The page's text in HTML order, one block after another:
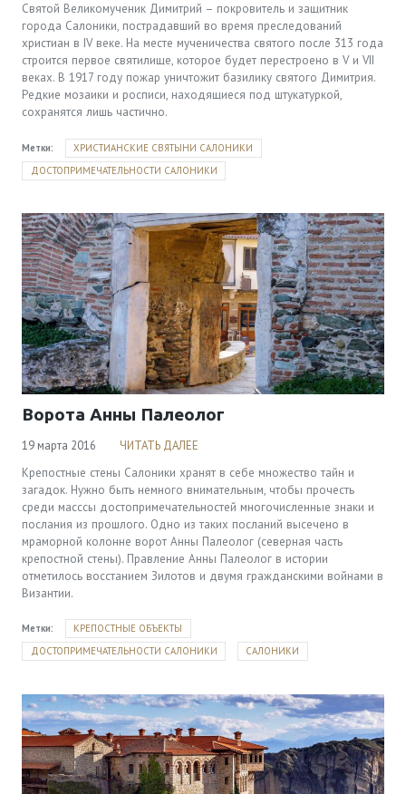
Святой Великомученик Димитрий – покровитель и защитник
города Салоники, пострадавший во время преследований
христиан в IV веке. На месте мученичества святого после 313 года
строится первое святилище, которое будет перестроено в V и VII
веках. В 1917 году пожар уничтожит базилику святого Димитрия.
Редкие мозаики и росписи, находящиеся под штукатуркой,
сохранятся лишь частично.
Метки:
ХРИСТИАНСКИЕ СВЯТЫНИ САЛОНИКИ
ДОСТОПРИМЕЧАТЕЛЬНОСТИ САЛОНИКИ
Ворота Анны Палеолог
19 марта 2016
ЧИТАТЬ ДАЛЕЕ
Крепостные стены Салоники хранят в себе множество тайн и
загадок. Нужно быть немного внимательным, чтобы прочесть
среди масссы достопримечательностей многочисленные знаки и
послания из прошлого. Одно из таких посланий высечено в
мраморной колонне ворот Анны Палеолог (северная часть
крепостной стены). Правление Анны Палеолог в истории
отметилось восстанием Зилотов и двумя гражданскими войнами в
Византии.
Метки:
КРЕПОСТНЫЕ ОБЪЕКТЫ
ДОСТОПРИМЕЧАТЕЛЬНОСТИ САЛОНИКИ
САЛОНИКИ